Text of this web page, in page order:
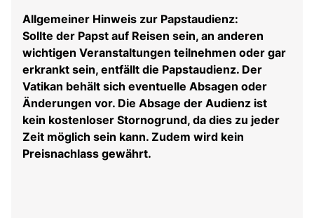
Allgemeiner Hinweis zur Papstaudienz:
Sollte der Papst auf Reisen sein, an anderen
wichtigen Veranstaltungen teilnehmen oder gar
erkrankt sein, entfällt die Papstaudienz. Der
Vatikan behält sich eventuelle Absagen oder
Änderungen vor. Die Absage der Audienz ist
kein kostenloser Stornogrund, da dies zu jeder
Zeit möglich sein kann. Zudem wird kein
Preisnachlass gewährt.